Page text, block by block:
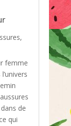
,
femme
de
qui